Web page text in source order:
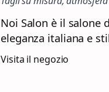
Noi Salon è il salone
eleganza italiana e
Visita il negozio